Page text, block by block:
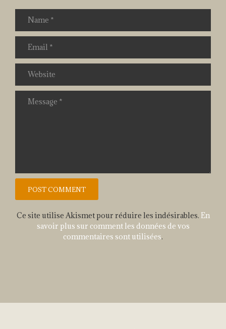
Ce site utilise Akismet pour réduire les indésirables. En
savoir plus sur comment les données de vos
commentaires sont utilisées.